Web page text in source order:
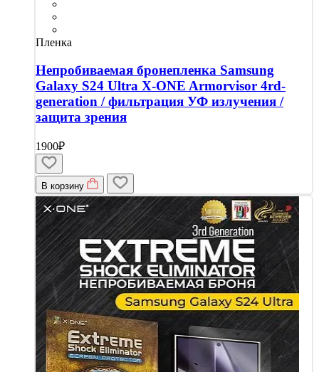
Пленка
Непробиваемая бронепленка Samsung
Galaxy S24 Ultra X-ONE Armorvisor 4rd-
generation / фильтрация УФ излучения /
защита зрения
1900₽
В корзину